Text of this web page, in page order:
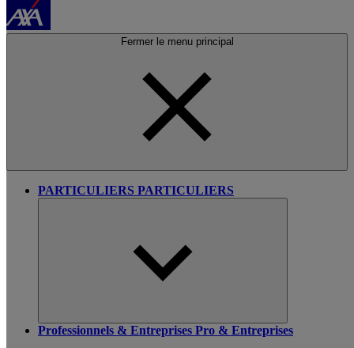
Fermer le menu principal
PARTICULIERS PARTICULIERS
Professionnels & Entreprises Pro & Entreprises